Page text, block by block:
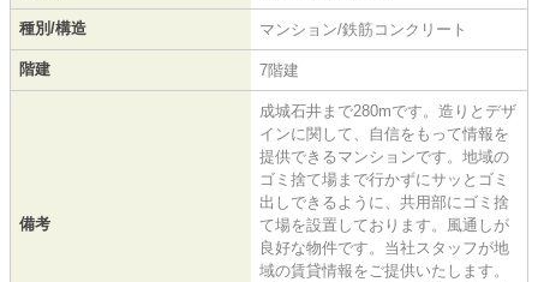
種別/構造 マンション/鉄筋コンクリート
階建 7階建
備考
成城石井まで280mです。造りとデザ
インに関して、自信をもって情報を
提供できるマンションです。地域の
ゴミ捨て場まで行かずにサッとゴミ
出しできるように、共用部にゴミ捨
て場を設置しております。風通しが
良好な物件です。当社スタッフが地
域の賃貸情報をご提供いたします。